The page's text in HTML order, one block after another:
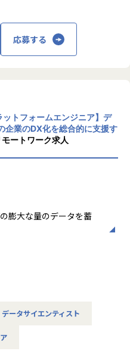
同様で、大手企業を中心
れる機会も多く、東京で
長性にこたえるための採
た就業の制限をなくし、
フォーム案件の中核とな
への異動を命じることが
術力、高度な分析ノ
たちは「プロフェッショ
」をミッションとして
専門性を持った技術
られた多様性のある高度
ティ＆ローコストで提
の競争優位確保に貢献す
としております。
業の創造に向け、「社
を目指しています。理
て、社員全員が燃え続
長期的な貢献を果たす
応募する
ットフォームエンジニア】デ
業のDX化を総合的に支援す
ートワーク求人
膨大な量のデータを蓄
から実行支援までを行っ
に一気通貫で関わってい
せします。開発だけでな
データサイエンティスト